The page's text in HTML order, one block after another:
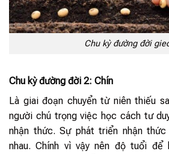
Chu kỳ đường đời
Chu kỳ đường đời 2: Chín
Là giai đoạn chuyển từ niên thiếu
người chú trọng việc học cách tư
nhận thức. Sự phát triển nhận
nhau. Chính vì vậy nên độ tuổi để